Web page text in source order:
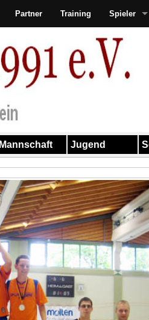
Partner Training Spieler
Mannschaft Jugend